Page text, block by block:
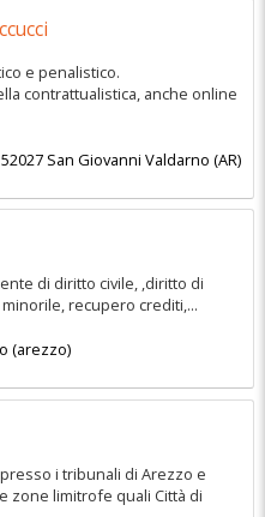
e penalistico.
contrattualistica, anche online
52027 San Giovanni Valdarno (AR)
di diritto civile, ,diritto di
recupero crediti,...
(arezzo)
i tribunali di Arezzo e
zone limitrofe quali Città di